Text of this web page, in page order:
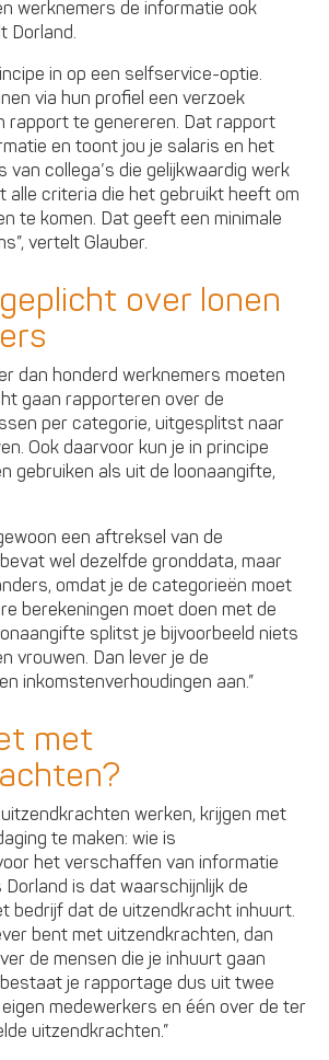
werknemers de informatie ook
Dorland.
in op een selfservice-optie.
via hun profiel een verzoek
rapport te genereren. Dat rapport
en toont jou je salaris en het
van collega’s die gelijkwaardig werk
alle criteria die het gebruikt heeft om
te komen. Dat geeft een minimale
vertelt Glauber.
over lonen
dan honderd werknemers moeten
gaan rapporteren over de
per categorie, uitgesplitst naar
Ook daarvoor kun je in principe
gebruiken als uit de loonaangifte,
een aftreksel van de
wel dezelfde gronddata, maar
omdat je de categorieën moet
berekeningen moet doen met de
splitst je bijvoorbeeld niets
vrouwen. Dan lever je de
inkomstenverhoudingen aan.”
met
werken, krijgen met
te maken: wie is
het verschaffen van informatie
Dorland is dat waarschijnlijk de
bedrijf dat de uitzendkracht inhuurt.
bent met uitzendkrachten, dan
de mensen die je inhuurt gaan
je rapportage dus uit twee
medewerkers en één over de ter
uitzendkrachten.”